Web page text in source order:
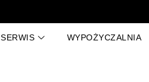
SERWIS
WYPOŻYCZALNIA